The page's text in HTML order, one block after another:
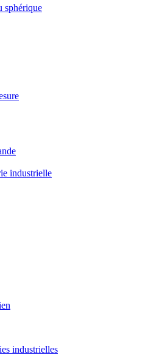
sphérique
industrielle
industrielles